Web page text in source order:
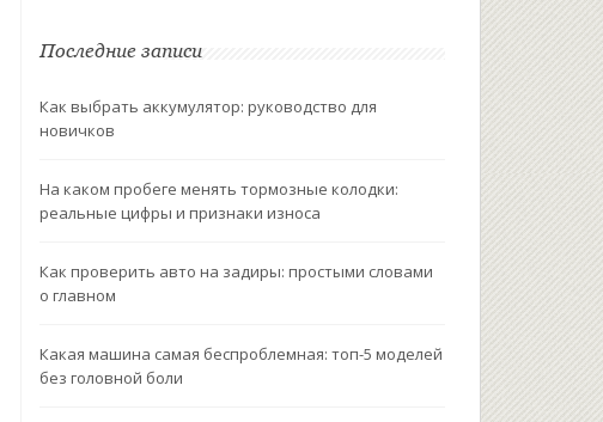
Последние записи
Как выбрать аккумулятор: руководство для
новичков
На каком пробеге менять тормозные колодки:
реальные цифры и признаки износа
Как проверить авто на задиры: простыми словами
о главном
Какая машина самая беспроблемная: топ-5 моделей
без головной боли